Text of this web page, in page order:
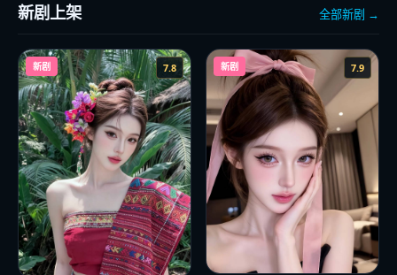
新剧上架 全部新剧 →
新剧 7.8 新剧 7.9